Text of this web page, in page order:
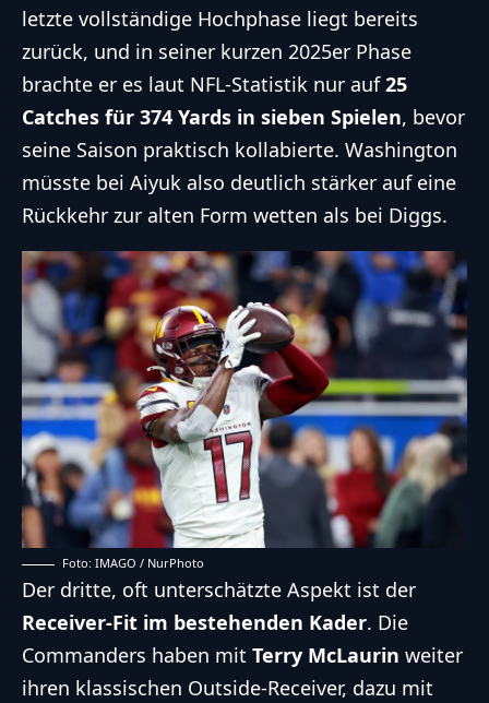
letzte vollständige Hochphase liegt bereits
zurück, und in seiner kurzen 2025er Phase
brachte er es laut NFL-Statistik nur auf25
Catches für 374 Yards in sieben Spielen, bevor
seine Saison praktisch kollabierte. Washington
müsste bei Aiyuk also deutlich stärker auf eine
Rückkehr zur alten Form wetten als bei Diggs.
Foto: IMAGO / NurPhoto
Der dritte, oft unterschätzte Aspekt ist der
Receiver-Fit im bestehenden Kader. Die
Commanders haben mit Terry McLaurin weiter
ihren klassischen Outside-Receiver, dazu mit